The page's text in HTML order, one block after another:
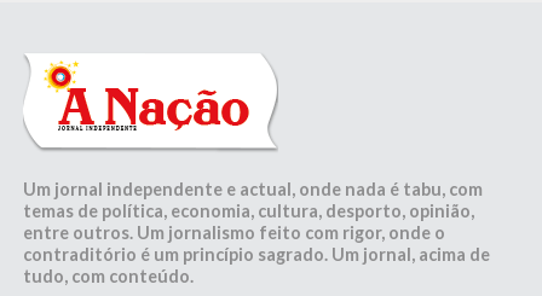
Um jornal independente e actual, onde nada é tabu, com
temas de política, economia, cultura, desporto, opinião,
entre outros. Um jornalismo feito com rigor, onde o
contraditório é um princípio sagrado. Um jornal, acima de
tudo, com conteúdo.